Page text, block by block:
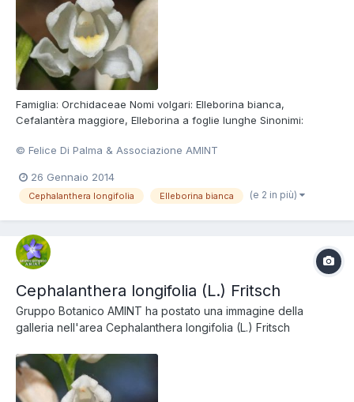
Famiglia: Orchidaceae Nomi volgari: Elleborina bianca,
Cefalantèra maggiore, Elleborina a foglie lunghe Sinonimi:
Xiphophyllum Rchb., Serapias helleborine L. var. longifolia L.,
© Felice Di Palma & Associazione AMINT
26 Gennaio 2014
Cephalanthera longifolia Elleborina bianca (e 2 in più)
Cephalanthera longifolia (L.) Fritsch
Gruppo Botanico AMINT ha postato una immagine della
galleria nell'area Cephalanthera longifolia (L.) Fritsch